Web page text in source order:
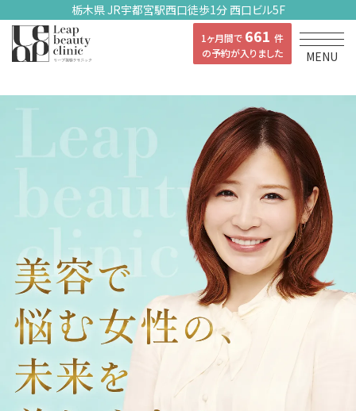
栃木県 JR宇都宮駅西口徒歩1分 西口ビル5F
1ヶ月間で 661 件
の予約が入りました
MENU